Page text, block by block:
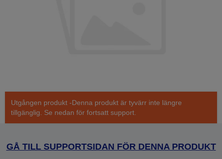
Utgången produkt -Denna produkt är tyvärr inte längre
tillgänglig. Se nedan för fortsatt support.
GÅ TILL SUPPORTSIDAN FÖR DENNA PRODUKT